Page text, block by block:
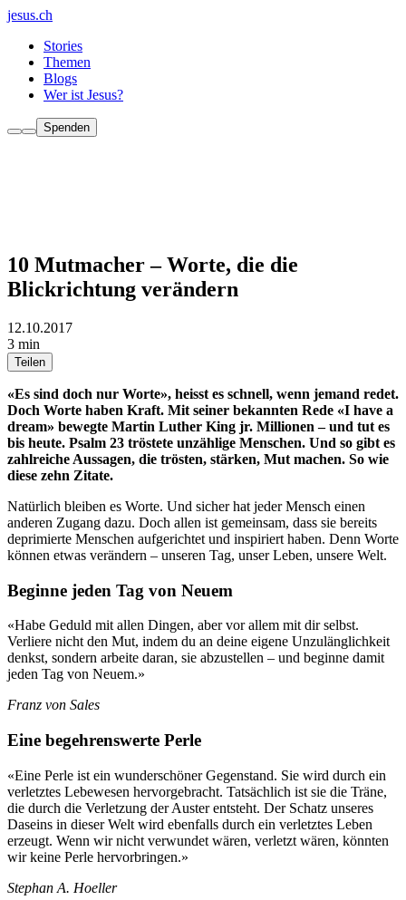
jesus.ch
Stories
Themen
Blogs
Wer ist Jesus?
Spenden
10 Mutmacher – Worte, die die
Blickrichtung verändern
12.10.2017
3 min
Teilen
«Es sind doch nur Worte», heisst es schnell, wenn jemand redet.
Doch Worte haben Kraft. Mit seiner bekannten Rede «I have a
dream» bewegte Martin Luther King jr. Millionen – und tut es
bis heute. Psalm 23 tröstete unzählige Menschen. Und so gibt es
zahlreiche Aussagen, die trösten, stärken, Mut machen. So wie
diese zehn Zitate.
Natürlich bleiben es Worte. Und sicher hat jeder Mensch einen
anderen Zugang dazu. Doch allen ist gemeinsam, dass sie bereits
deprimierte Menschen aufgerichtet und inspiriert haben. Denn Worte
können etwas verändern – unseren Tag, unser Leben, unsere Welt.
Beginne jeden Tag von Neuem
«Habe Geduld mit allen Dingen, aber vor allem mit dir selbst.
Verliere nicht den Mut, indem du an deine eigene Unzulänglichkeit
denkst, sondern arbeite daran, sie abzustellen – und beginne damit
jeden Tag von Neuem.»
Franz von Sales
Eine begehrenswerte Perle
«Eine Perle ist ein wunderschöner Gegenstand. Sie wird durch ein
verletztes Lebewesen hervorgebracht. Tatsächlich ist sie die Träne,
die durch die Verletzung der Auster entsteht. Der Schatz unseres
Daseins in dieser Welt wird ebenfalls durch ein verletztes Leben
erzeugt. Wenn wir nicht verwundet wären, verletzt wären, könnten
wir keine Perle hervorbringen.»
Stephan A. Hoeller